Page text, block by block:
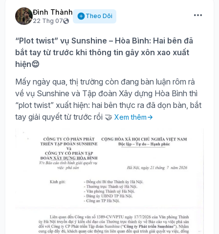
Đình Thành
22 Thg 07
Theo Dõi
“Plot twist” vụ Sunshine – Hòa Bình: Hai bên đã
bắt tay từ trước khi thông tin gây xôn xao xuất
hiện😌
Mấy ngày qua, thị trường còn đang bàn luận rôm rả
về vụ Sunshine và Tập đoàn Xây dựng Hòa Bình thì
“plot twist” xuất hiện: hai bên thực ra đã dọn bàn, bắt
tay giải quyết từ trước rồi 🤝 Xem thêm